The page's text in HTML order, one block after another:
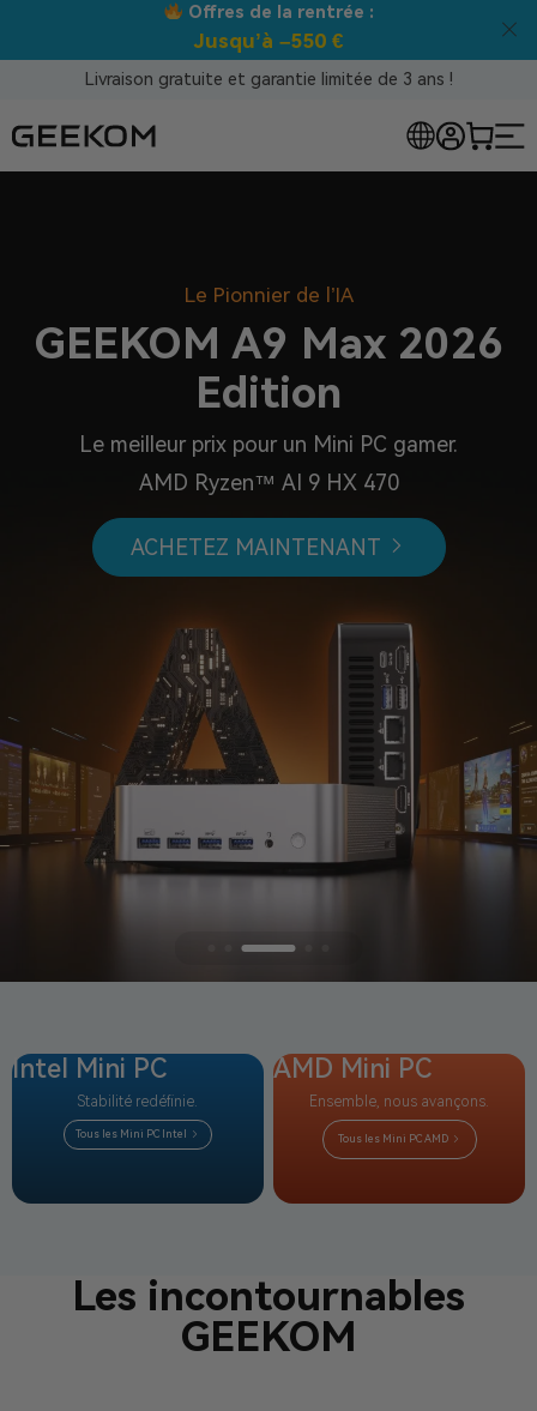
Offres de la rentrée :
Jusqu’à –550 €
Livraison gratuite et garantie limitée de 3 ans !
Le Pionnier de l’IA
GEEKOM A9 Max 2026
Edition
Le meilleur prix pour un Mini PC gamer.
AMD Ryzen™ AI 9 HX 470
ACHETEZ MAINTENANT
Intel Mini PC
Stabilité redéfinie.
Tous les Mini PC Intel
AMD Mini PC
Ensemble, nous avançons.
Tous les Mini PC AMD
Les incontournables
GEEKOM